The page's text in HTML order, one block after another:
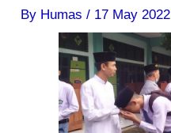
By Humas/ 17 May 2022